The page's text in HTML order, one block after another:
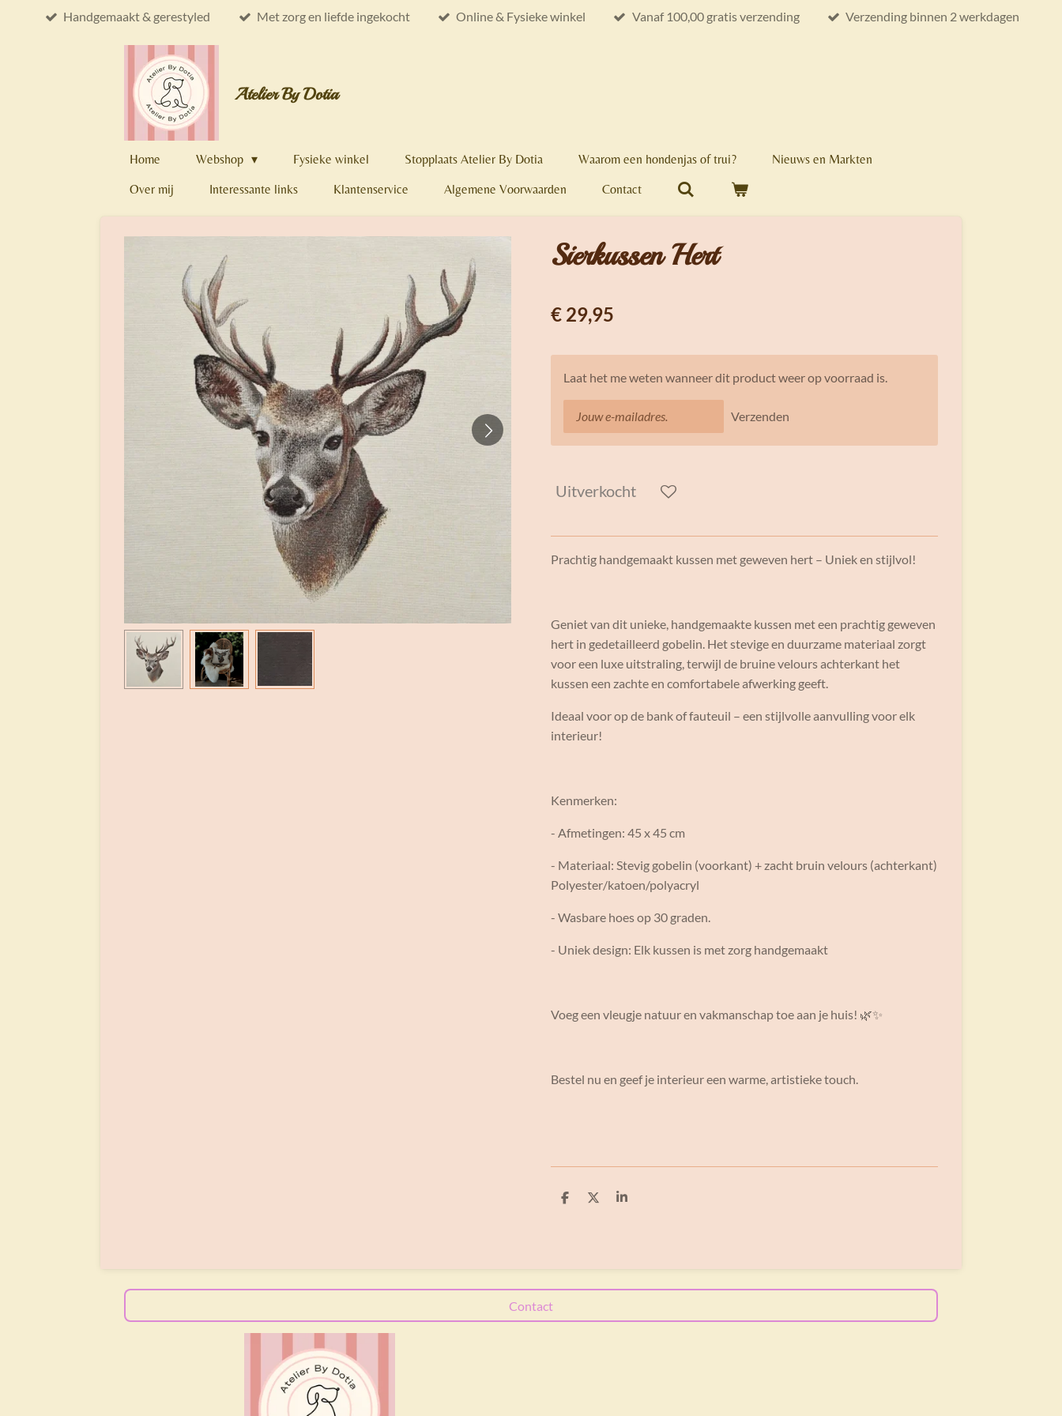
Handgemaakt & gerestyled Met zorg en liefde ingekocht Online & Fysieke winkel Vanaf 100,00 gratis verzending Verzending binnen 2 werkdagen
Atelier By Dotia
Home Webshop Fysieke winkel Stopplaats Atelier By Dotia Waarom een hondenjas of trui?
Nieuws en Markten
Over mij
Interessante links Klantenservice Algemene Voorwaarden Contact
Sierkussen Hert
€ 29,95
Laat het me weten wanneer dit product weer op voorraad is.
Verzenden
Uitverkocht
Prachtig handgemaakt kussen met geweven hert – Uniek en stijlvol!
Geniet van dit unieke, handgemaakte kussen met een prachtig geweven
hert in gedetailleerd gobelin. Het stevige en duurzame materiaal zorgt
voor een luxe uitstraling, terwijl de bruine velours achterkant het
kussen een zachte en comfortabele afwerking geeft.
Ideaal voor op de bank of fauteuil – een stijlvolle aanvulling voor elk
interieur!
Kenmerken:
- Afmetingen: 45 x 45 cm
- Materiaal: Stevig gobelin (voorkant) + zacht bruin velours (achterkant)
Polyester/katoen/polyacryl
- Wasbare hoes op 30 graden.
- Uniek design: Elk kussen is met zorg handgemaakt
Voeg een vleugje natuur en vakmanschap toe aan je huis! 🌿✨
Bestel nu en geef je interieur een warme, artistieke touch.
D
D
S
Contact